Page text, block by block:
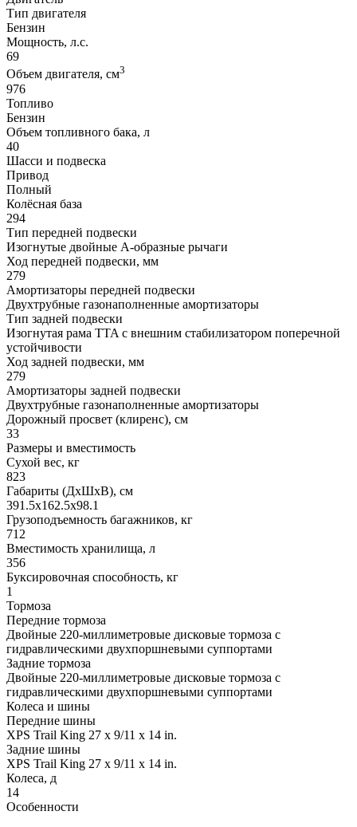
Тип двигателя
Бензин
Мощность, л.с.
69
Объем двигателя, см3
976
Топливо
Бензин
Объем топливного бака, л
40
Шасси и подвеска
Привод
Полный
Колёсная база
294
Тип передней подвески
Изогнутые двойные А-образные рычаги
Ход передней подвески, мм
279
Амортизаторы передней подвески
Двухтрубные газонаполненные амортизаторы
Тип задней подвески
Изогнутая рама TTA с внешним стабилизатором поперечной
устойчивости
Ход задней подвески, мм
279
Амортизаторы задней подвески
Двухтрубные газонаполненные амортизаторы
Дорожный просвет (клиренс), см
33
Размеры и вместимость
Сухой вес, кг
823
Габариты (ДхШхВ), см
391.5x162.5x98.1
Грузоподъемность багажников, кг
712
Вместимость хранилища, л
356
Буксировочная способность, кг
1
Тормоза
Передние тормоза
Двойные 220-миллиметровые дисковые тормоза с
гидравлическими двухпоршневыми суппортами
Задние тормоза
Двойные 220-миллиметровые дисковые тормоза с
гидравлическими двухпоршневыми суппортами
Колеса и шины
Передние шины
XPS Trail King 27 x 9/11 x 14 in.
Задние шины
XPS Trail King 27 x 9/11 x 14 in.
Колеса, д
14
Особенности